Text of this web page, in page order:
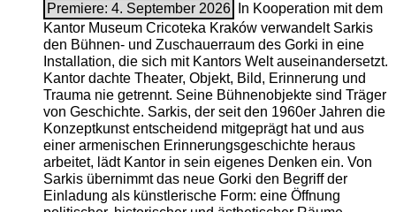
Premiere: 4. September 2026
In Kooperation mit dem
Kantor Museum Cricoteka Kraków verwandelt Sarkis
den Bühnen- und Zuschauerraum des Gorki in eine
Installation, die sich mit Kantors Welt auseinandersetzt.
Kantor dachte Theater, Objekt, Bild, Erinnerung und
Trauma nie getrennt. Seine Bühnenobjekte sind Träger
von Geschichte. Sarkis, der seit den 1960er Jahren die
Konzeptkunst entscheidend mitgeprägt hat und aus
einer armenischen ­Erinnerungsgeschichte heraus
arbeitet, lädt Kantor in sein eigenes Denken ein. Von
Sarkis übernimmt das neue Gorki den Begriff der
Einladung als künstlerische Form: eine Öffnung